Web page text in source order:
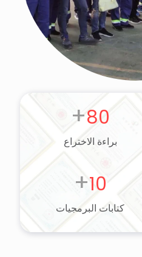
80
+
براءة الاختراع
10
+
كتابات البرمجيات